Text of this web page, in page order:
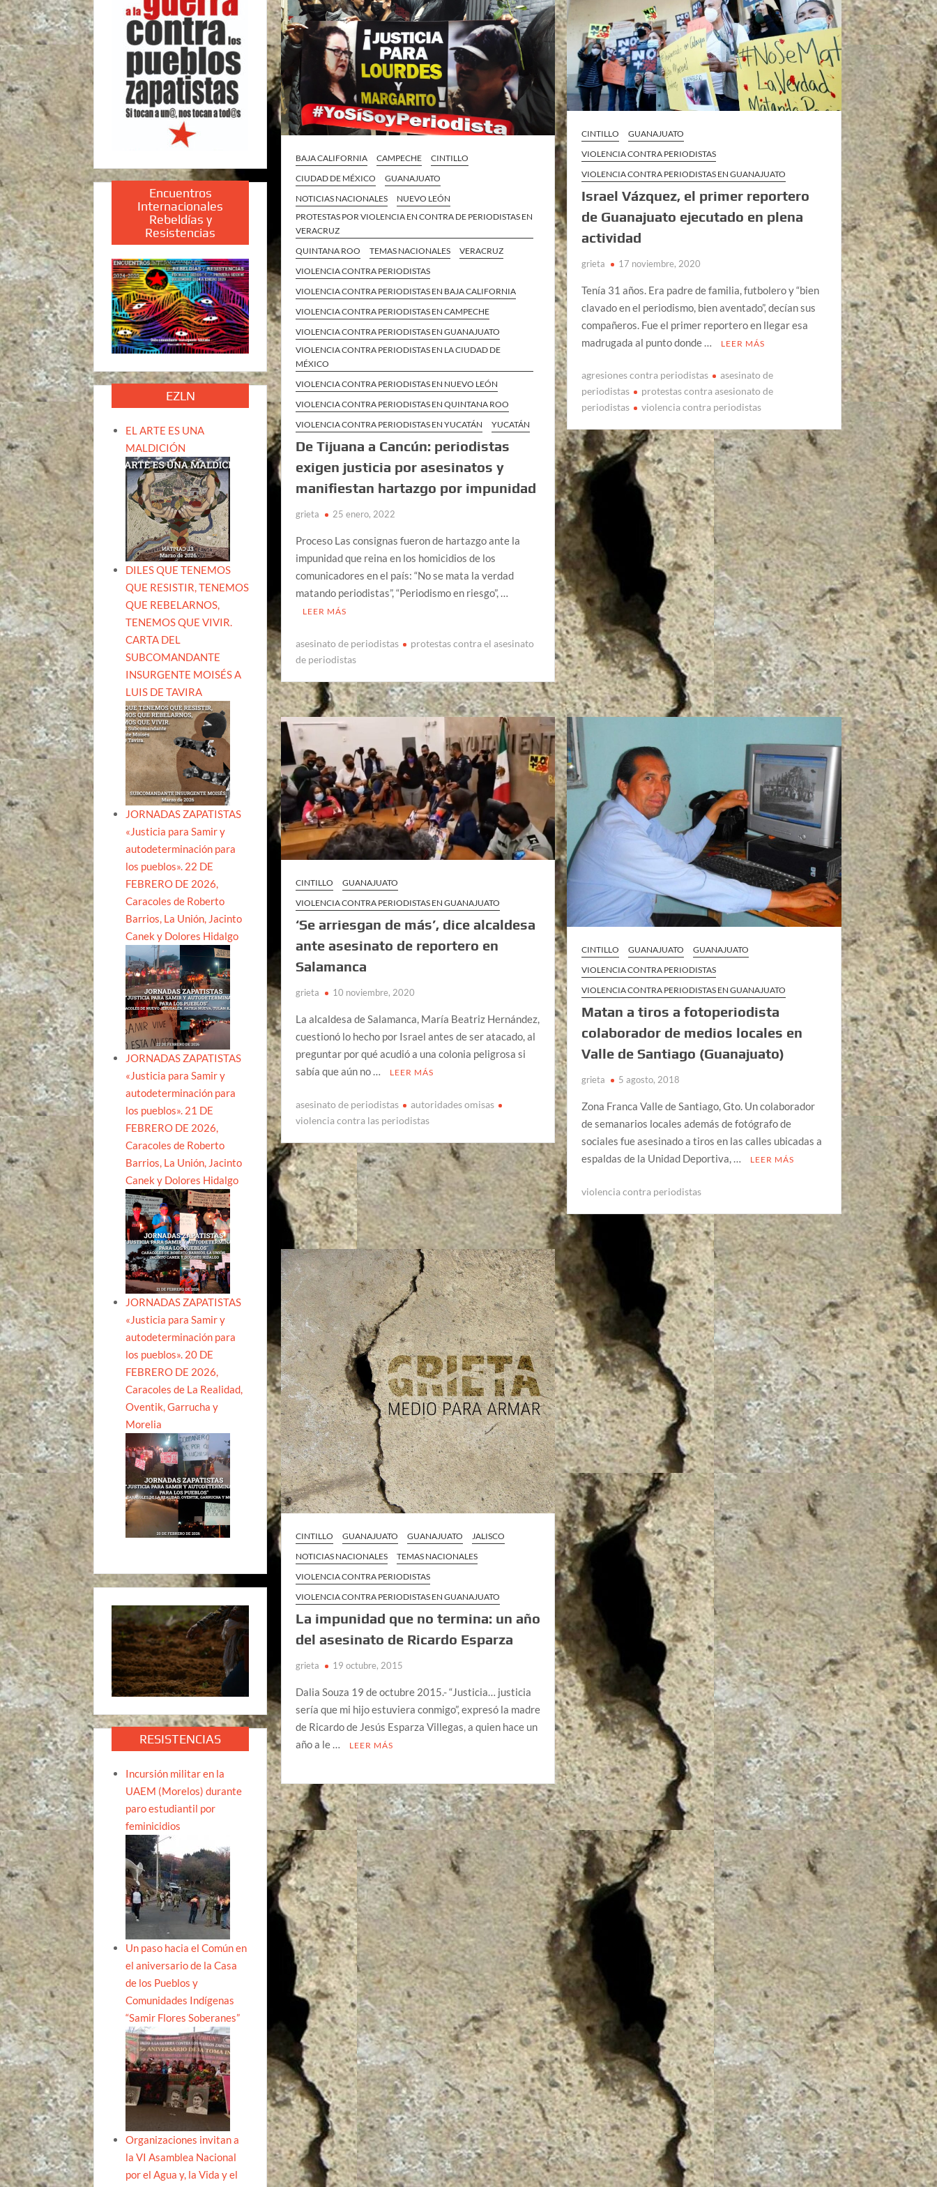
BAJA CALIFORNIA CAMPECHE
CINTILLO
CIUDAD DE MÉXICO
GUANAJUATO
NOTICIAS NACIONALES
NUEVO LEÓN
PROTESTAS POR VIOLENCIA EN CONTRA DE PERIODISTAS EN
VERACRUZ
QUINTANA ROO
TEMAS NACIONALES
VERACRUZ
VIOLENCIA CONTRA PERIODISTAS
VIOLENCIA CONTRA PERIODISTAS EN BAJA CALIFORNIA
VIOLENCIA CONTRA PERIODISTAS EN CAMPECHE
VIOLENCIA CONTRA PERIODISTAS EN GUANAJUATO
VIOLENCIA CONTRA PERIODISTAS EN LA CIUDAD DE
MÉXICO
VIOLENCIA CONTRA PERIODISTAS EN NUEVO LEÓN
VIOLENCIA CONTRA PERIODISTAS EN QUINTANA ROO
VIOLENCIA CONTRA PERIODISTAS EN YUCATÁN
YUCATÁN
De Tijuana a Cancún: periodistas
exigen justicia por asesinatos y
manifiestan hartazgo por impunidad
grieta 25 enero, 2022
Proceso Las consignas fueron de hartazgo ante la
impunidad que reina en los homicidios de los
comunicadores en el país: “No se mata la verdad
matando periodistas”, “Periodismo en riesgo”, …
LEER MÁS
asesinato de periodistas
protestas contra el asesinato
de periodistas
CINTILLO
GUANAJUATO
VIOLENCIA CONTRA PERIODISTAS
VIOLENCIA CONTRA PERIODISTAS EN GUANAJUATO
Israel Vázquez, el primer reportero
de Guanajuato ejecutado en plena
actividad
grieta 17 noviembre, 2020
Tenía 31 años. Era padre de familia, futbolero y “bien
clavado en el periodismo, bien aventado”, decían sus
compañeros. Fue el primer reportero en llegar esa
madrugada al punto donde …
LEER MÁS
agresiones contra periodistas
asesinato de
periodistas
protestas contra asesionato de
periodistas
violencia contra periodistas
CINTILLO
GUANAJUATO
VIOLENCIA CONTRA PERIODISTAS EN GUANAJUATO
‘Se arriesgan de más’, dice alcaldesa
ante asesinato de reportero en
Salamanca
grieta 10 noviembre, 2020
La alcaldesa de Salamanca, María Beatriz Hernández,
cuestionó lo hecho por Israel antes de ser atacado, al
preguntar por qué acudió a una colonia peligrosa si
sabía que aún no …
LEER MÁS
asesinato de periodistas
autoridades omisas
violencia contra las periodistas
CINTILLO GUANAJUATO
GUANAJUATO
VIOLENCIA CONTRA PERIODISTAS
VIOLENCIA CONTRA PERIODISTAS EN GUANAJUATO
Matan a tiros a fotoperiodista
colaborador de medios locales en
Valle de Santiago (Guanajuato)
grieta 5 agosto, 2018
Zona Franca Valle de Santiago, Gto. Un colaborador
de semanarios locales además de fotógrafo de
sociales fue asesinado a tiros en las calles ubicadas a
espaldas de la Unidad Deportiva, …
LEER MÁS
violencia contra periodistas
CINTILLO GUANAJUATO GUANAJUATO
JALISCO
NOTICIAS NACIONALES
TEMAS NACIONALES
VIOLENCIA CONTRA PERIODISTAS
VIOLENCIA CONTRA PERIODISTAS EN GUANAJUATO
La impunidad que no termina: un año
del asesinato de Ricardo Esparza
grieta 19 octubre, 2015
Dalia Souza 19 de octubre 2015.- “Justicia… justicia
sería que mi hijo estuviera conmigo”, expresó la madre
de Ricardo de Jesús Esparza Villegas, a quien hace un
año a le …
LEER MÁS
Encuentros
Internacionales
Rebeldías y
Resistencias
EZLN
EL ARTE ES UNA
MALDICIÓN
DILES QUE TENEMOS
QUE RESISTIR, TENEMOS
QUE REBELARNOS,
TENEMOS QUE VIVIR.
CARTA DEL
SUBCOMANDANTE
INSURGENTE MOISÉS A
LUIS DE TAVIRA
JORNADAS ZAPATISTAS
«Justicia para Samir y
autodeterminación para
los pueblos». 22 DE
FEBRERO DE 2026,
Caracoles de Roberto
Barrios, La Unión, Jacinto
Canek y Dolores Hidalgo
JORNADAS ZAPATISTAS
«Justicia para Samir y
autodeterminación para
los pueblos». 21 DE
FEBRERO DE 2026,
Caracoles de Roberto
Barrios, La Unión, Jacinto
Canek y Dolores Hidalgo
JORNADAS ZAPATISTAS
«Justicia para Samir y
autodeterminación para
los pueblos». 20 DE
FEBRERO DE 2026,
Caracoles de La Realidad,
Oventik, Garrucha y
Morelia
RESISTENCIAS
Incursión militar en la
UAEM (Morelos) durante
paro estudiantil por
feminicidios
Un paso hacia el Común en
el aniversario de la Casa
de los Pueblos y
Comunidades Indígenas
“Samir Flores Soberanes”
Organizaciones invitan a
la VI Asamblea Nacional
por el Agua y, la Vida y el